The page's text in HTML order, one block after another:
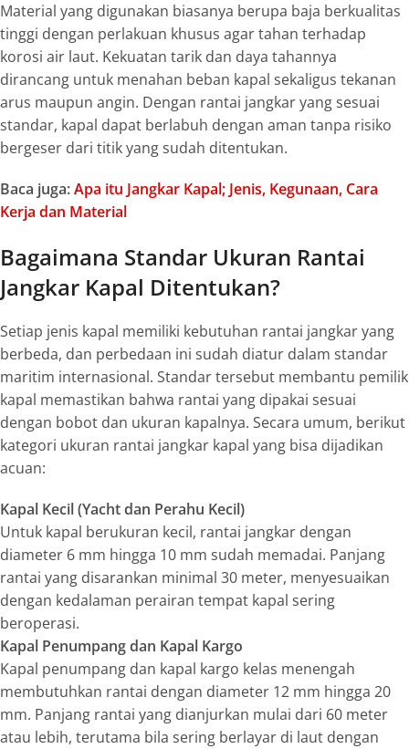
Material yang digunakan biasanya berupa baja berkualitas
tinggi dengan perlakuan khusus agar tahan terhadap
korosi air laut. Kekuatan tarik dan daya tahannya
dirancang untuk menahan beban kapal sekaligus tekanan
arus maupun angin. Dengan rantai jangkar yang sesuai
standar, kapal dapat berlabuh dengan aman tanpa risiko
bergeser dari titik yang sudah ditentukan.
Baca juga:Apa itu Jangkar Kapal; Jenis, Kegunaan, Cara
Kerja dan Material
Bagaimana Standar Ukuran Rantai
Jangkar Kapal Ditentukan?
Setiap jenis kapal memiliki kebutuhan rantai jangkar yang
berbeda, dan perbedaan ini sudah diatur dalam standar
maritim internasional. Standar tersebut membantu pemilik
kapal memastikan bahwa rantai yang dipakai sesuai
dengan bobot dan ukuran kapalnya. Secara umum, berikut
kategori ukuran rantai jangkar kapal yang bisa dijadikan
acuan:
Kapal Kecil (Yacht dan Perahu Kecil)
Untuk kapal berukuran kecil, rantai jangkar dengan
diameter 6 mm hingga 10 mm sudah memadai. Panjang
rantai yang disarankan minimal 30 meter, menyesuaikan
dengan kedalaman perairan tempat kapal sering
beroperasi.
Kapal Penumpang dan Kapal Kargo
Kapal penumpang dan kapal kargo kelas menengah
membutuhkan rantai dengan diameter 12 mm hingga 20
mm. Panjang rantai yang dianjurkan mulai dari 60 meter
atau lebih, terutama bila sering berlayar di laut dengan